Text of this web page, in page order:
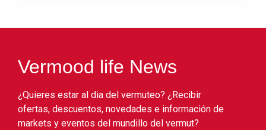
Vermood life News
¿Quieres estar al dia del vermuteo? ¿Recibir
ofertas, descuentos, novedades e información de
markets y eventos del mundillo del vermut?